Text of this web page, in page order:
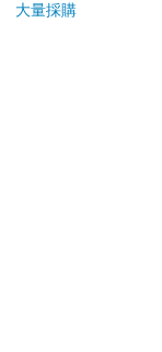
**提醒您，鑑賞期
大量採購